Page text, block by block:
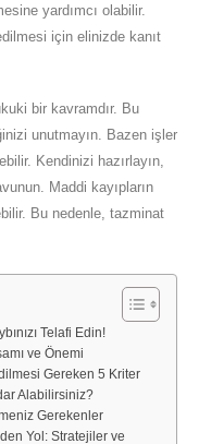
yardımcı olabilir.
için elinizde kanıt
bir kavramdır. Bu
unutmayın. Bazen işler
Kendinizi hazırlayın,
Maddi kayıpların
Bu nedenle, tazminat
Telafi Edin!
ve Önemi
Gereken 5 Kriter
Alabilirsiniz?
Gerekenler
Yol: Stratejiler ve